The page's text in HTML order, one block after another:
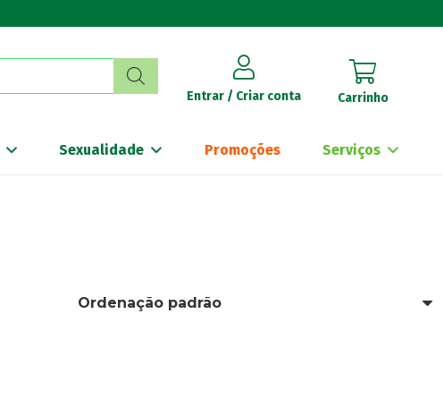
Entrar / Criar conta Carrinho
Sexualidade Promoções Serviços